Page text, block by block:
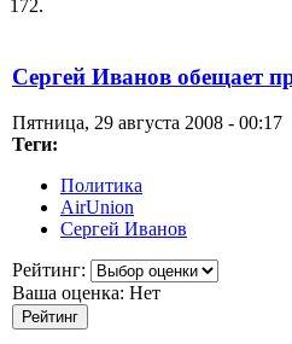
172.
Сергей Иванов обещает
Пятница, 29 августа 2008 - 00:17
Теги:
Политика
AirUnion
Сергей Иванов
Рейтинг:
Ваша оценка: Нет